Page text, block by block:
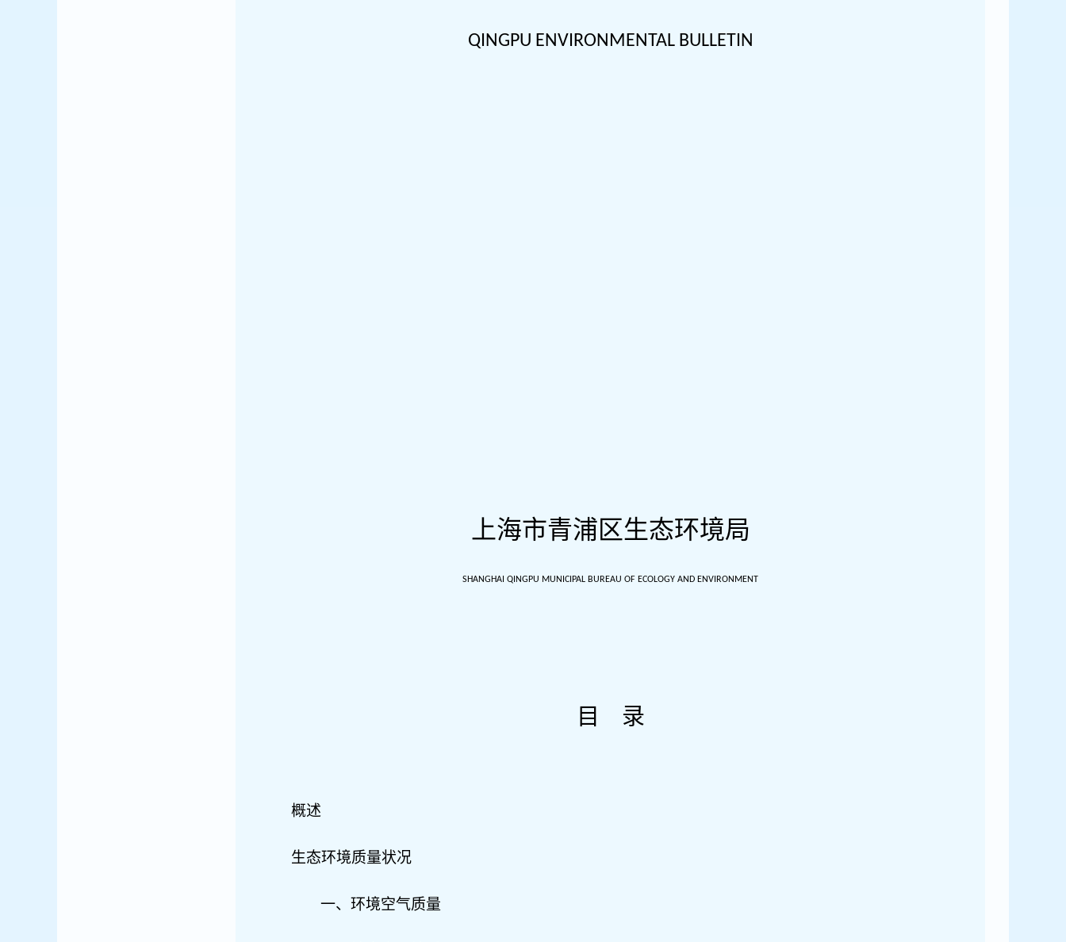
QINGPU ENVIRONMENTAL BULLETIN
上海市青浦区生态环境局
SHANGHAI QINGPU MUNICIPAL BUREAU OF ECOLOGY AND ENVIRONMENT
目 录
概述
生态环境质量状况
一、 环境空气质量